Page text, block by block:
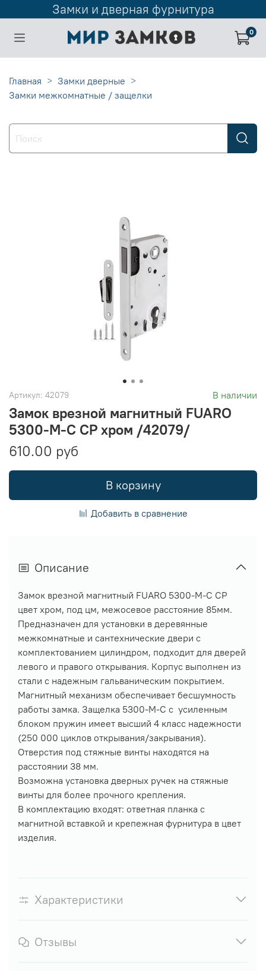
Замки и дверная фурнитура
0
Главная
Замки дверные
Замки межкомнатные / защелки
Артикул: 42079 В наличии
Замок врезной магнитный FUARO
5300-M-C CP хром /42079/
610.00 руб
В корзину
Добавить в сравнение
Описание
Замок врезной магнитный FUARO 5300-M-C CP
цвет хром, под цм, межосевое расстояние 85мм.
Предназначен для установки в деревянные
межкомнатные и сантехнические двери с
комплектованием цилиндром, подходит для дверей
левого и правого открывания. Корпус выполнен из
стали с надежным гальваническим покрытием.
Магнитный механизм обеспечивает бесшумность
работы замка. Защелка 5300-M-C c усиленным
блоком пружин имеет высший 4 класс надежности
(250 000 циклов открывания/закрывания).
Отверстия под стяжные винты находятся на
расстоянии 38 мм.
Возможна установка дверных ручек на стяжные
винты для более прочного крепления.
В комплектацию входят: ответная планка с
магнитной вставкой и крепежная фурнитура в цвет
изделия.
Характеристики
Отзывы